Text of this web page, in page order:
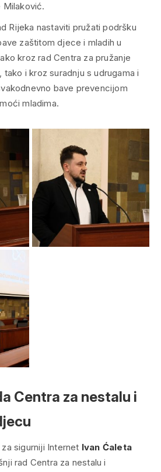
Milaković.
Rijeka nastaviti pružati podršku
zaštitom djece i mladih u
kroz rad Centra za pružanje
i kroz suradnju s udrugama i
bave prevencijom
mladima.
Centra za nestalu i
sigurniji Internet Ivan Ćaleta
rad Centra za nestalu i